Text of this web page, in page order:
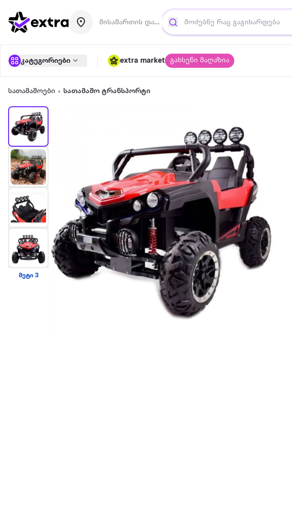
მისამართის დამატება
კატეგორიები extra market გახსენი მაღაზია
სათამაშოები სათამაშო ტრანსპორტი
მეტი 3